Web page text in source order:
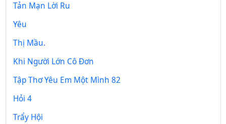
Tản Mạn Lời Ru
Yêu
Thị Mầu.
Khi Người Lớn Cô Đơn
Tập Thơ Yêu Em Một Mình 82
Hỏi 4
Trẩy Hội